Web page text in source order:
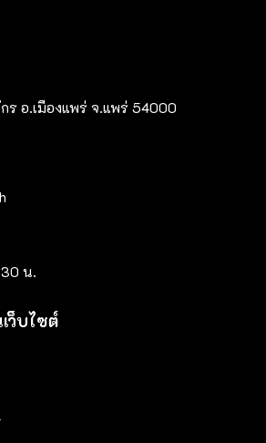
ร อ.เมืองแพร่ จ.แพร่ 54000
น.
ว็บไซต์